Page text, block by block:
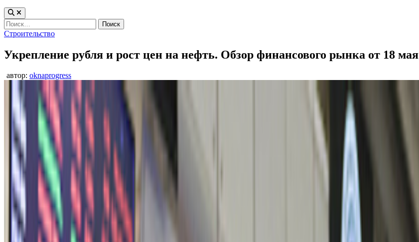
Найти:
Опубликовано
Строительство
Укрепление рубля и рост цен на нефть. Обзор финансового рынка от 18 мая
автор: oknaprogress